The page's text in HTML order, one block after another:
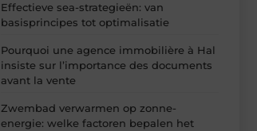
Effectieve sea-strategieën: van
basisprincipes tot optimalisatie
Pourquoi une agence immobilière à Hal
insiste sur l’importance des documents
avant la vente
Zwembad verwarmen op zonne-
energie: welke factoren bepalen het